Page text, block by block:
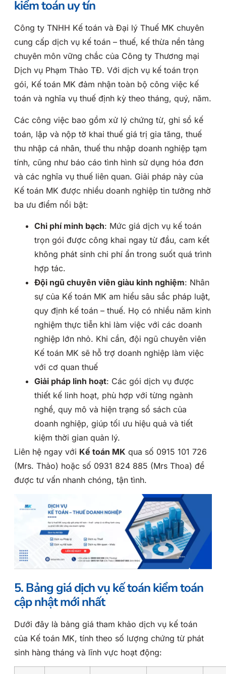
kiểm toán uy tín
Công ty TNHH Kế toán và Đại lý Thuế MK chuyên
cung cấp dịch vụ kế toán – thuế, kế thừa nền tảng
chuyên môn vững chắc của Công ty Thương mại
Dịch vụ Phạm Thảo TĐ. Với dịch vụ kế toán trọn
gói, Kế toán MK đảm nhận toàn bộ công việc kế
toán và nghĩa vụ thuế định kỳ theo tháng, quý, năm.
Các công việc bao gồm xử lý chứng từ, ghi sổ kế
toán, lập và nộp tờ khai thuế giá trị gia tăng, thuế
thu nhập cá nhân, thuế thu nhập doanh nghiệp tạm
tính, cũng như báo cáo tình hình sử dụng hóa đơn
và các nghĩa vụ thuế liên quan. Giải pháp này của
Kế toán MK được nhiều doanh nghiệp tin tưởng nhờ
ba ưu điểm nổi bật:
Chi phí minh bạch: Mức giá dịch vụ kế toán
trọn gói được công khai ngay từ đầu, cam kết
không phát sinh chi phí ẩn trong suốt quá trình
hợp tác.
Đội ngũ chuyên viên giàu kinh nghiệm: Nhân
sự của Kế toán MK am hiểu sâu sắc pháp luật,
quy định kế toán – thuế. Họ có nhiều năm kinh
nghiệm thực tiễn khi làm việc với các doanh
nghiệp lớn nhỏ. Khi cần, đội ngũ chuyên viên
Kế toán MK sẽ hỗ trợ doanh nghiệp làm việc
với cơ quan thuế
Giải pháp linh hoạt: Các gói dịch vụ được
thiết kế linh hoạt, phù hợp với từng ngành
nghề, quy mô và hiện trạng sổ sách của
doanh nghiệp, giúp tối ưu hiệu quả và tiết
kiệm thời gian quản lý.
Liên hệ ngay với Kế toán MK qua số 0915 101 726
(Mrs. Thảo) hoặc số 0931 824 885 (Mrs Thoa) để
được tư vấn nhanh chóng, tận tình.
5. Bảng giá dịch vụ kế toán kiểm toán
cập nhật mới nhất
Dưới đây là bảng giá tham khảo dịch vụ kế toán
của Kế toán MK, tính theo số lượng chứng từ phát
sinh hàng tháng và lĩnh vực hoạt động: